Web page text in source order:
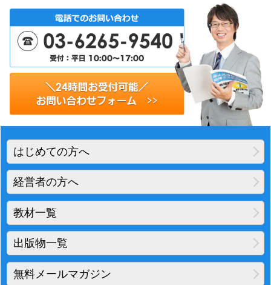
はじめての方へ
経営者の方へ
教材一覧
出版物一覧
無料メールマガジン